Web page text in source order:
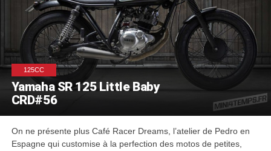
125CC
Yamaha SR 125 Little Baby
CRD#56
On ne présente plus Café Racer Dreams, l’atelier de Pedro en
Espagne qui customise à la perfection des motos de petites,